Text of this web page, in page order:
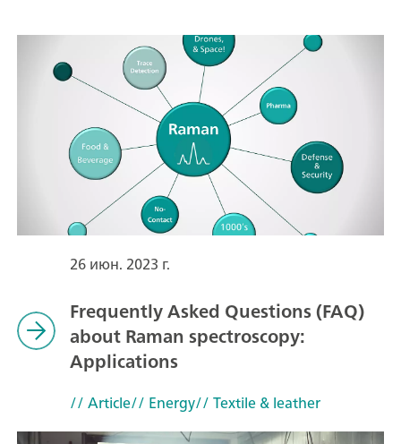
26 июн. 2023 г.
Frequently Asked Questions (FAQ)
about Raman spectroscopy:
Applications
// Article// Energy// Textile & leather